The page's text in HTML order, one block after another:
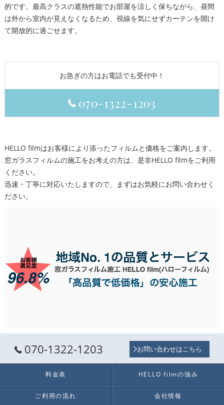
的です。最高クラスの遮熱性能でお部屋を涼しく保ちながら、昼間
は外から室内が見えなくなるため、視線を気にせずカーテンを開け
て開放的に過ごせます。
お急ぎの方はお電話でも受付中！
070-1322-1203
HELLO filmはお客様により添ったフィルムと価格をご案内します。
窓ガラスフィルムの施工をお考えの方は、是非HELLO filmをご利用
ください。
迅速・丁寧に対応いたしますので、まずはお気軽にお問い合わせく
ださい。
070-1322-1203 お問い合わせはこちら
料金表 HELLO filmの強み
ご利用の流れ 会社情報